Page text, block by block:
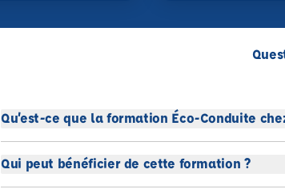
Qu’est-ce que la formation Éco-Conduite
Qui peut bénéficier de cette formation ?